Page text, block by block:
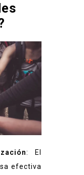
: El
efectiva